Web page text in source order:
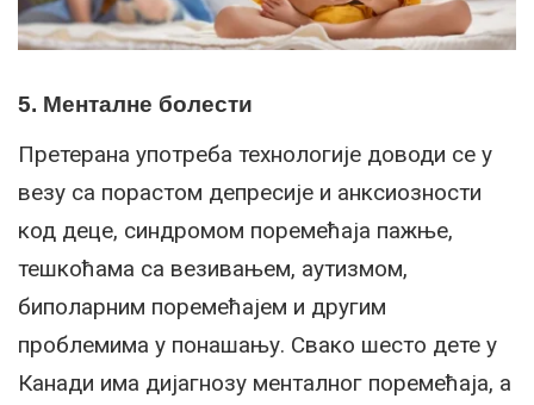
5. Менталне болести
Претерана употреба технологије доводи се у
везу са порастом депресије и анксиозности
код деце, синдромом поремећаја пажње,
тешкоћама са везивањем, аутизмом,
биполарним поремећајем и другим
проблемима у понашању. Свако шесто дете у
Канади има дијагнозу менталног поремећаја, а